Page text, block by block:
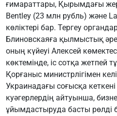
ғимараттары, Қырымдағы жер
Bentley (23 млн рубль) және
көліктері бар. Тергеу
Блиновскаяға қылмыстық
оның күйеуі Алексей
көктемінде, іс сотқа жетпей
Қорғаныс министрлігімен
Украинадағы соғысқа
куәгерлердің айтуынша,
ұйымдастыруда басты рөлді